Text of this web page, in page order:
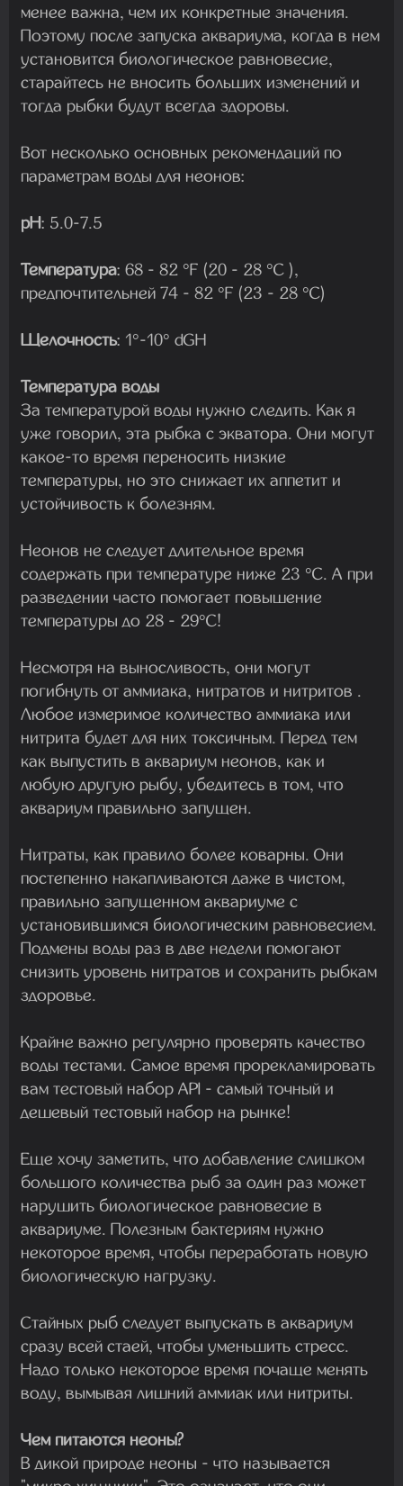
менее важна, чем их конкретные значения.
Поэтому после запуска аквариума, когда в нем
установится биологическое равновесие,
старайтесь не вносить больших изменений и
тогда рыбки будут всегда здоровы.
Вот несколько основных рекомендаций по
параметрам воды для неонов:
pH: 5.0-7.5
Температура: 68 - 82 °F (20 - 28 °C ),
предпочтительней 74 - 82 °F (23 - 28 °С)
Щелочность: 1°-10° dGH
Температура воды
За температурой воды нужно следить. Как я
уже говорил, эта рыбка с экватора. Они могут
какое-то время переносить низкие
температуры, но это снижает их аппетит и
устойчивость к болезням.
Неонов не следует длительное время
содержать при температуре ниже 23 °С. А при
разведении часто помогает повышение
температуры до 28 - 29°С!
Несмотря на выносливость, они могут
погибнуть от аммиака, нитратов и нитритов .
Любое измеримое количество аммиака или
нитрита будет для них токсичным. Перед тем
как выпустить в аквариум неонов, как и
любую другую рыбу, убедитесь в том, что
аквариум правильно запущен.
Нитраты, как правило более коварны. Они
постепенно накапливаются даже в чистом,
правильно запущенном аквариуме с
установившимся биологическим равновесием.
Подмены воды раз в две недели помогают
снизить уровень нитратов и сохранить рыбкам
здоровье.
Крайне важно регулярно проверять качество
воды тестами. Самое время прорекламировать
вам тестовый набор API - самый точный и
дешевый тестовый набор на рынке!
Еще хочу заметить, что добавление слишком
большого количества рыб за один раз может
нарушить биологическое равновесие в
аквариуме. Полезным бактериям нужно
некоторое время, чтобы переработать новую
биологическую нагрузку.
Стайных рыб следует выпускать в аквариум
сразу всей стаей, чтобы уменьшить стресс.
Надо только некоторое время почаще менять
воду, вымывая лишний аммиак или нитриты.
Чем питаются неоны?
В дикой природе неоны - что называется